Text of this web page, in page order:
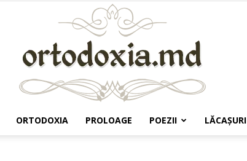
ORTODOXIA PROLOAGE POEZII LĂCAŞURI